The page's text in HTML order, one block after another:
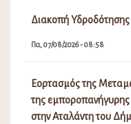
Διακοπή
Πα, 07/08/2026 - 08:58
Εορτασμός της
της εμποροπανήγυρης
στην Αταλάντη του